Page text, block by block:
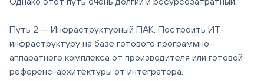
Путь 2 — Инфраструктурный ПАК. Построить ИТ-
инфраструктуру на базе готового программно-
аппаратного комплекса от производителя или готовой
референс-архитектуры от интегратора.